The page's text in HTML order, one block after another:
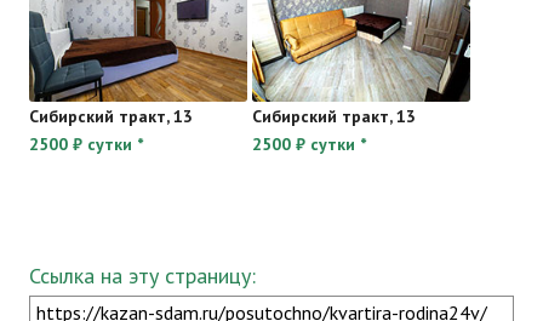
Сибирский тракт, 13
2500 ₽ сутки *
Сибирский тракт, 13
2500 ₽ сутки *
Ссылка на эту страницу: